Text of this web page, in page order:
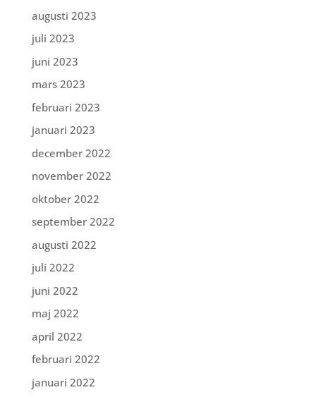
augusti 2023
juli 2023
juni 2023
mars 2023
februari 2023
januari 2023
december 2022
november 2022
oktober 2022
september 2022
augusti 2022
juli 2022
juni 2022
maj 2022
april 2022
februari 2022
januari 2022